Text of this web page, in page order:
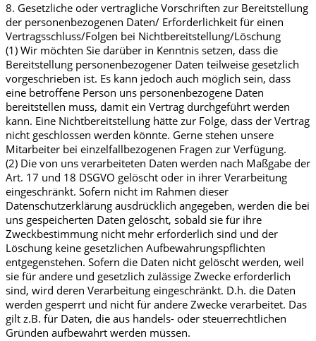
8. Gesetzliche oder vertragliche Vorschriften zur Bereitstellung
der personenbezogenen Daten/ Erforderlichkeit für einen
Vertragsschluss/Folgen bei Nichtbereitstellung/Löschung
(1) Wir möchten Sie darüber in Kenntnis setzen, dass die
Bereitstellung personenbezogener Daten teilweise gesetzlich
vorgeschrieben ist. Es kann jedoch auch möglich sein, dass
eine betroffene Person uns personenbezogene Daten
bereitstellen muss, damit ein Vertrag durchgeführt werden
kann. Eine Nichtbereitstellung hätte zur Folge, dass der Vertrag
nicht geschlossen werden könnte. Gerne stehen unsere
Mitarbeiter bei einzelfallbezogenen Fragen zur Verfügung.
(2) Die von uns verarbeiteten Daten werden nach Maßgabe der
Art. 17 und 18 DSGVO gelöscht oder in ihrer Verarbeitung
eingeschränkt. Sofern nicht im Rahmen dieser
Datenschutzerklärung ausdrücklich angegeben, werden die bei
uns gespeicherten Daten gelöscht, sobald sie für ihre
Zweckbestimmung nicht mehr erforderlich sind und der
Löschung keine gesetzlichen Aufbewahrungspflichten
entgegenstehen. Sofern die Daten nicht gelöscht werden, weil
sie für andere und gesetzlich zulässige Zwecke erforderlich
sind, wird deren Verarbeitung eingeschränkt. D.h. die Daten
werden gesperrt und nicht für andere Zwecke verarbeitet. Das
gilt z.B. für Daten, die aus handels- oder steuerrechtlichen
Gründen aufbewahrt werden müssen.